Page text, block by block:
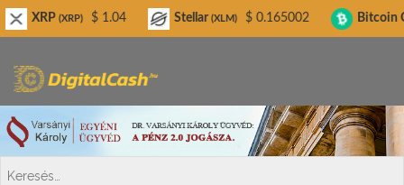
$ 1.04 Stellar (XLM) $ 0.165002 Bitcoin Cash (BCH) $
Digitalcash.hu